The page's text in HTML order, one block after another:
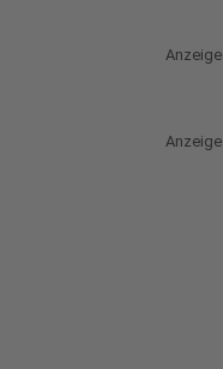
Anzeige
Anzeige